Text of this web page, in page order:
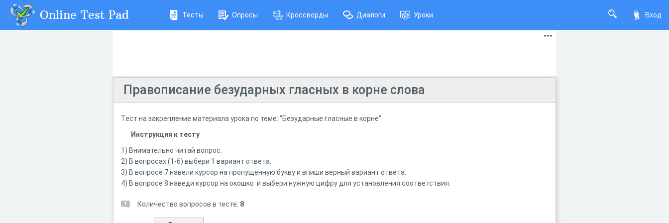
Вход
Online Test Pad Тесты Опросы Кроссворды Диалоги Уроки
Правописание безударных гласных в корне слова
Тест на закрепление материала урока по теме: "Безударные гласные в корне"
Инструкция к тесту
1) Внимательно читай вопрос.
2) В вопросах (1-6) выбери 1 вариант ответа.
3) В вопросе 7 навели курсор на пропущенную букву и впиши верный вариант ответа.
4) В вопросе 8 наведи курсор на окошко и выбери нужную цифру для установления соответствия.
Количество вопросов в тесте: 8